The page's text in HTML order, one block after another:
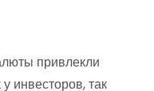
привлекли
инвесторов, так